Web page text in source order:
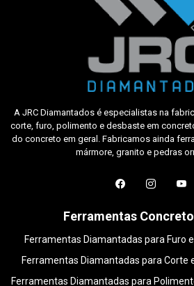
A JRC Diamantados é especialistas na
corte, furo, polimento e desbaste em
do concreto em geral. Fabricamos ainda
mármore, granito e pedras
Ferramentas
Ferramentas Diamantadas para Furo
Ferramentas Diamantadas para Corte
Ferramentas Diamantadas para